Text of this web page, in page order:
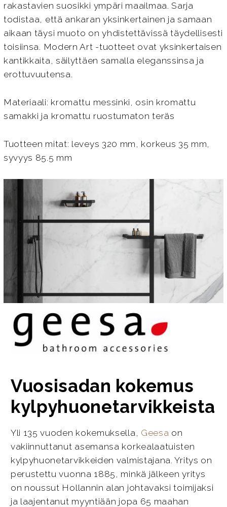
rakastavien suosikki ympäri maailmaa. Sarja
todistaa, että ankaran yksinkertainen ja samaan
aikaan täysi muoto on yhdistettävissä täydellisesti
toisiinsa. Modern Art -tuotteet ovat yksinkertaisen
kantikkaita, säilyttäen samalla eleganssinsa ja
erottuvuutensa.
Materiaali: kromattu messinki, osin kromattu
samakki ja kromattu ruostumaton teräs
Tuotteen mitat: leveys 320 mm, korkeus 35 mm,
syvyys 85.5 mm
Vuosisadan kokemus
kylpyhuonetarvikkeista
Yli 135 vuoden kokemuksella, Geesa on
vakiinnuttanut asemansa korkealaatuisten
kylpyhuonetarvikkeiden valmistajana. Yritys on
perustettu vuonna 1885, minkä jälkeen yritys
on noussut Hollannin alan johtavaksi toimijaksi
ja laajentanut myyntiään jopa 65 maahan